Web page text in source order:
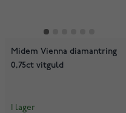
Midem Vienna diamantring
0,75ct vitguld
I lager